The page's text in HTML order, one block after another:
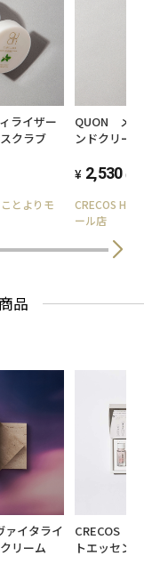
ライザー
クラブ
とよりモ
QUON メル
ンドクリー
2,530 (税
CRECOS
ール店
品
イタライ
リーム
CRECOS
トエッセン